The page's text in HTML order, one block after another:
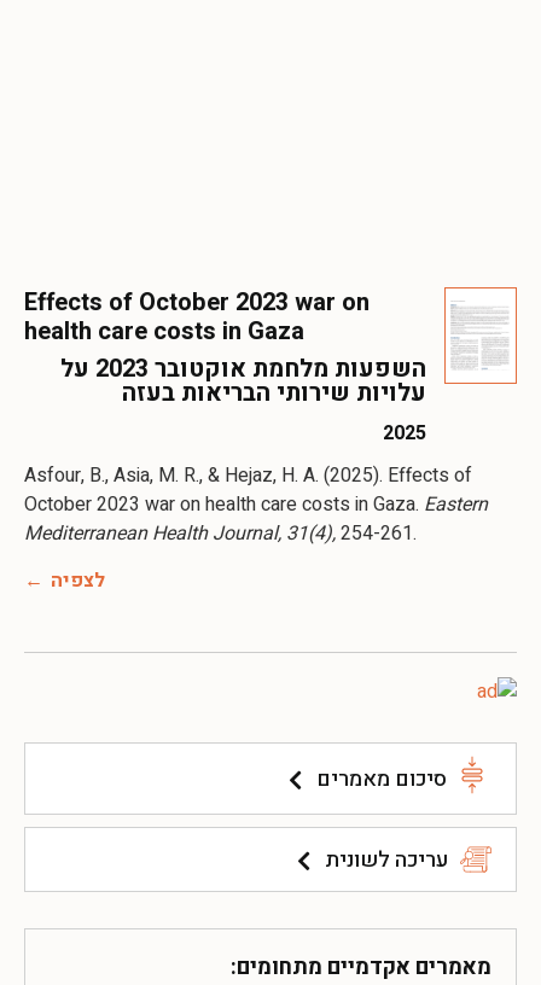
סיכום מאמרים
עריכה לשונית
מאמרים אקדמיים מתחומים:
Effects of October 2023 war on
health care costs in Gaza
השפעות מלחמת אוקטובר 2023 על
עלויות שירותי הבריאות בעזה
2025
Asfour, B., Asia, M. R., & Hejaz, H. A. (2025). Effects of
October 2023 war on health care costs in Gaza. Eastern
Mediterranean Health Journal, 31(4),
לצפיה